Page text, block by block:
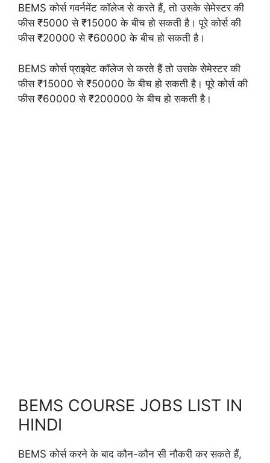
BEMS कोर्स गवर्नमेंट कॉलेज से करते हैं, तो उसके सेमेस्टर की
फीस ₹5000 से ₹15000 के बीच हो सकती है। पूरे कोर्स की
फीस ₹20000 से ₹60000 के बीच हो सकती है।
BEMS कोर्स प्राइवेट कॉलेज से करते हैं तो उसके सेमेस्टर की
फीस ₹15000 से ₹50000 के बीच हो सकती है। पूरे कोर्स की
फीस ₹60000 से ₹200000 के बीच हो सकती है।
BEMS COURSE JOBS LIST IN
HINDI
BEMS कोर्स करने के बाद कौन-कौन सी नौकरी कर सकते हैं,